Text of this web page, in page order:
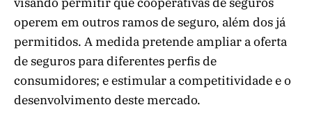
operem em outros ramos de seguro, além dos já
permitidos. A medida pretende ampliar a oferta
de seguros para diferentes perfis de
consumidores; e estimular a competitividade e o
desenvolvimento deste mercado.